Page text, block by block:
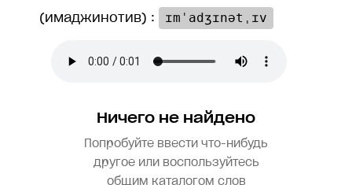
(имаджинотив) :
ɪmˈadʒɪnətˌɪv
Ничего не найдено
Попробуйте ввести что-нибудь
другое или воспользуйтесь
общим каталогом слов